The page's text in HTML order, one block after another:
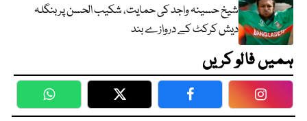
شیخ حسینہ واجد کی حمایت، شکیب الحسن پر بنگلہ
دیش کرکٹ کے دروازے بند
ہمیں فالو کریں
WhatsApp Twitter Facebook